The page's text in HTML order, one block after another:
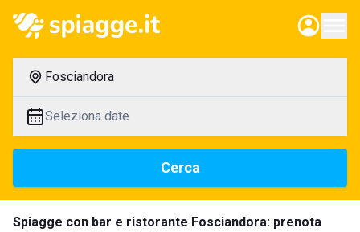
Fosciandora
Seleziona date
Cerca
Spiagge con bar e ristorante Fosciandora: prenota